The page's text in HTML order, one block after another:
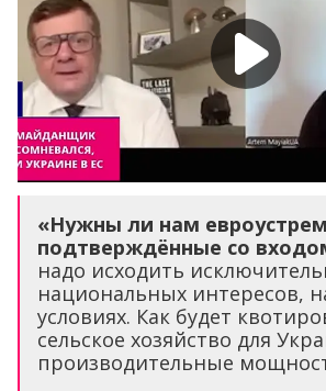
«Нужны ли нам
подтверждённые со
надо исходить
национальных интересов,
условиях. Как будет
сельское хозяйство для
производительные